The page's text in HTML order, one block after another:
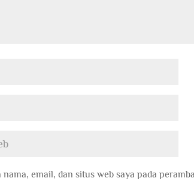
nama, email, dan situs web saya pada